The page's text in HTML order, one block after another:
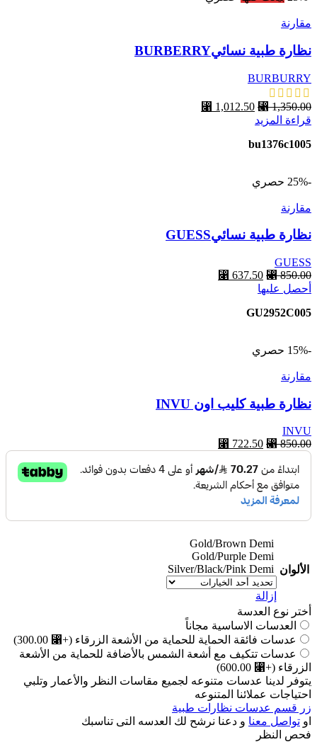
مقارنة
نظارة طبية نسائيBURBERRY
BURBURRY
⃁1,350.00
السعر
⃁ 1,350.00.
⃁ 1,012.50
قراءة المزيد
bu1376c1005
-25% حصري
مقارنة
نظارة طبية نسائيGUESS
GUESS
⃁850.00
السعر
الأصلي
⃁ 850.00.
⃁ 637.50
أحصل عليها
GU2952C005
-15% حصري
مقارنة
نظارة طبية كليب اون INVU
INVU
⃁850.00
السعر
هو:
⃁ 850.00.
⃁ 722.50
هو:
⃁ 722.50.
الألوان
Gold/Brown Demi
Gold/Purple Demi
Silver/Black/Pink Demi
إزالة
أختر نوع العدسة
العدسات الاساسية مجاناً
عدسات فائقة الحماية للحماية من الأشعة الزرقاء (+⃁ 300.00)
عدسات تتكيف مع أشعة الشمس بالأضافة للحماية من الأشعة
الزرقاء (+⃁ 600.00)
يتوفر لدينا عدسات متنوعه لجميع مقاسات النظر والأعمار وتلبي
احتياجات عملائنا المتنوعه
زر قسم عدسات نظارات طبية
او تواصل معنا و دعنا نرشح لك العدسه التى تناسبك
فحص النظر